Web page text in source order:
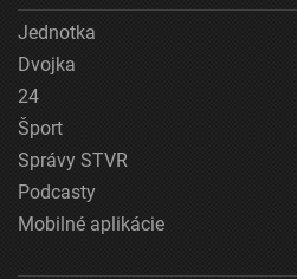
Jednotka
Dvojka
24
Šport
Správy STVR
Podcasty
Mobilné aplikácie